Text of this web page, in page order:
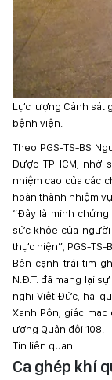
Lực lượng Cảnh sát
bệnh viện.
Theo PGS-TS-BS
Dược TPHCM,
nhiệm cao của các
hoàn thành nhiệm
“Đây là minh
sức khỏe của
thực hiện”, PGS-TS-
Bên cạnh trái tim
N.Đ.T. đã mang lại
nghị Việt Đức, hai
Xanh Pôn, giác
ương Quân đội 108.
Tin liên quan
Ca ghép khí